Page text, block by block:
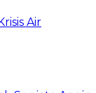
Air